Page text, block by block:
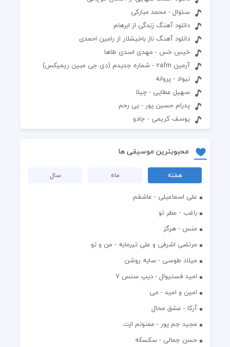
سئوال - محمد مبارکی
دانلود آهنگ زندگی از ابرهام
دانلود آهنگ ناز باخیشلار از رامین احمدی
خیسِ خس - مهدی اسدی طاها
آرمین 2afm - شماره جدیدم (دی جی مبین ریمیکس)
نیواد - پروانه
سهیل عطایی - چیلا
پدرام حسین پور - بی رحم
یوسف کریمی - جادو
محبوبترین موسیقی ها
هفته ماه
سال
علی اسماعیلی - عاشقم
راغب - عطر تو
منس - هرگز
مرتضی اشرفی و علی تیرمایه - من و تو
میلاد طوسی - سایه روشن
اميد فستيوال - ديپ سنس ۷
امین و امید - می
آرکا - عشق محال
مجید جم پور - ممنونم ازت
حسن جمالی - سکسکه